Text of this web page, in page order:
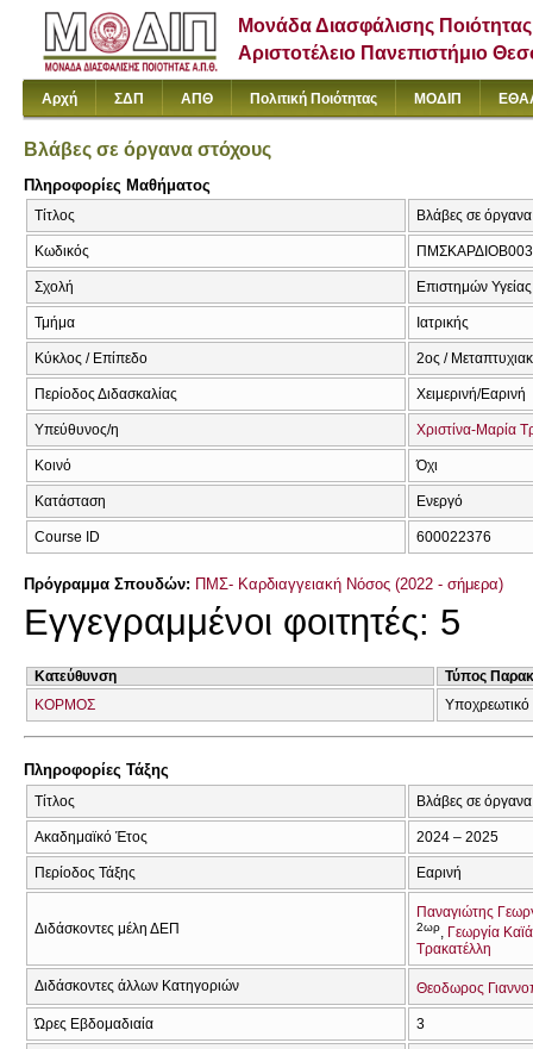
Μονάδα Διασφάλισης Ποιότητας
Αριστοτέλειο Πανεπιστήμιο
Αρχή ΣΔΠ ΑΠΘ Πολιτική Ποιότητας ΜΟΔΙΠ
Βλάβες σε όργανα στόχους
Πληροφορίες Μαθήματος
Τίτλος Βλάβες σε
Κωδικός ΠΜΣΚΑΡΔΙΟΒ003
Σχολή Επιστημών Υγείας
Τμήμα Ιατρικής
Κύκλος / Επίπεδο 2ος /
Περίοδος Διδασκαλίας Χειμερινή/Εαρινή
Υπεύθυνος/η Χριστίνα-Μαρία
Κοινό Όχι
Κατάσταση Ενεργό
Course ID 600022376
Πρόγραμμα Σπουδών: ΠΜΣ- Καρδιαγγειακή Νόσος (2022 - σήμερα)
Εγγεγραμμένοι φοιτητές: 5
Κατεύθυνση
Τύπος
ΚΟΡΜΟΣ
Πληροφορίες Τάξης
Τίτλος Βλάβες σε
Ακαδημαϊκό Έτος 2024 – 2025
Περίοδος Τάξης Εαρινή
Διδάσκοντες μέλη ΔΕΠ
Παναγιώτης
2ωρ
Γεωργία
Τρακατέλλη
Διδάσκοντες άλλων Κατηγοριών Θεοδωρος
Ώρες Εβδομαδιαία 3